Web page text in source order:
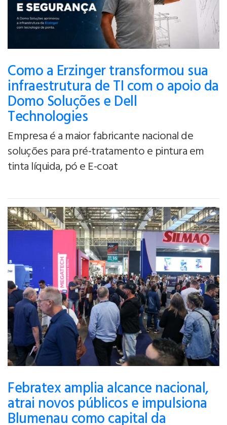
Como a Erzinger transformou sua
infraestrutura de TI com o apoio da
Domo Soluções e Dell
Technologies
Empresa é a maior fabricante nacional de
soluções para pré-tratamento e pintura em
tinta líquida, pó e E-coat
Febratex amplia alcance nacional,
atrai novos públicos e impulsiona
Blumenau como capital da